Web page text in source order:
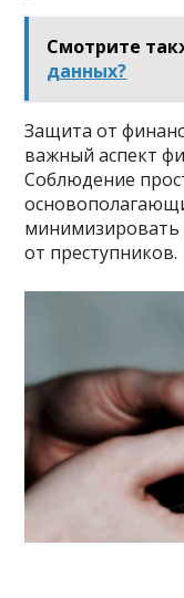
Смотрите
данных?
Защита от
важный аспект
Соблюдение
минимизировать
от преступников.